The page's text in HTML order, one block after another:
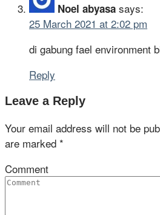
Noel abyasa says:
25 March 2021 at 2:02 pm
di gabung fael environment
Reply
Leave a Reply
Your email address will not be
are marked *
Comment